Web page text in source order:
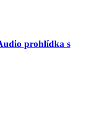
prohlídka s